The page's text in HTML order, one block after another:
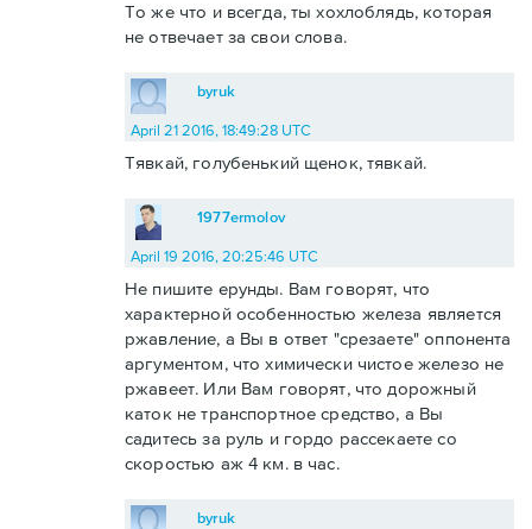
То же что и всегда, ты хохлоблядь, которая
не отвечает за свои слова.
byruk
April 21 2016, 18:49:28 UTC
Тявкай, голубенький щенок, тявкай.
1977ermolov
April 19 2016, 20:25:46 UTC
Не пишите ерунды. Вам говорят, что
характерной особенностью железа является
ржавление, а Вы в ответ "срезаете" оппонента
аргументом, что химически чистое железо не
ржавеет. Или Вам говорят, что дорожный
каток не транспортное средство, а Вы
садитесь за руль и гордо рассекаете со
скоростью аж 4 км. в час.
byruk